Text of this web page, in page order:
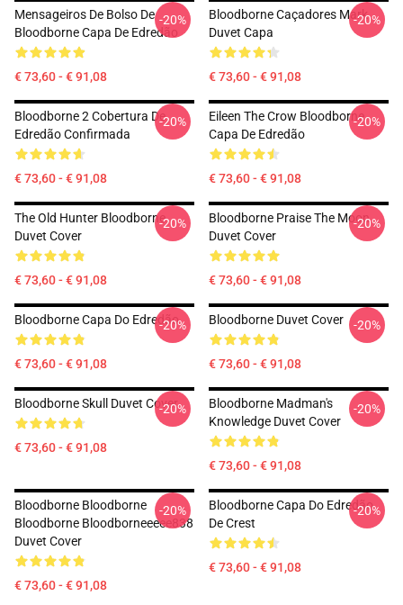
Mensageiros De Bolso De
Bloodborne Capa De Edredão
€ 73,60 - € 91,08
-20%
Bloodborne Caçadores Mark
Duvet Capa
€ 73,60 - € 91,08
-20%
Bloodborne 2 Cobertura De
Edredão Confirmada
€ 73,60 - € 91,08
-20%
Eileen The Crow Bloodborne
Capa De Edredão
€ 73,60 - € 91,08
-20%
The Old Hunter Bloodborne
Duvet Cover
€ 73,60 - € 91,08
-20%
Bloodborne Praise The Moon
Duvet Cover
€ 73,60 - € 91,08
-20%
Bloodborne Capa Do Edredão
€ 73,60 - € 91,08
-20% Bloodborne Duvet Cover
€ 73,60 - € 91,08
-20%
Bloodborne Skull Duvet Cover
€ 73,60 - € 91,08
-20%
Bloodborne Madman's
Knowledge Duvet Cover
€ 73,60 - € 91,08
-20%
Bloodborne Bloodborne
Bloodborne Bloodborneeeee838
Duvet Cover
€ 73,60 - € 91,08
-20%
Bloodborne Capa Do Edredão
De Crest
€ 73,60 - € 91,08
-20%